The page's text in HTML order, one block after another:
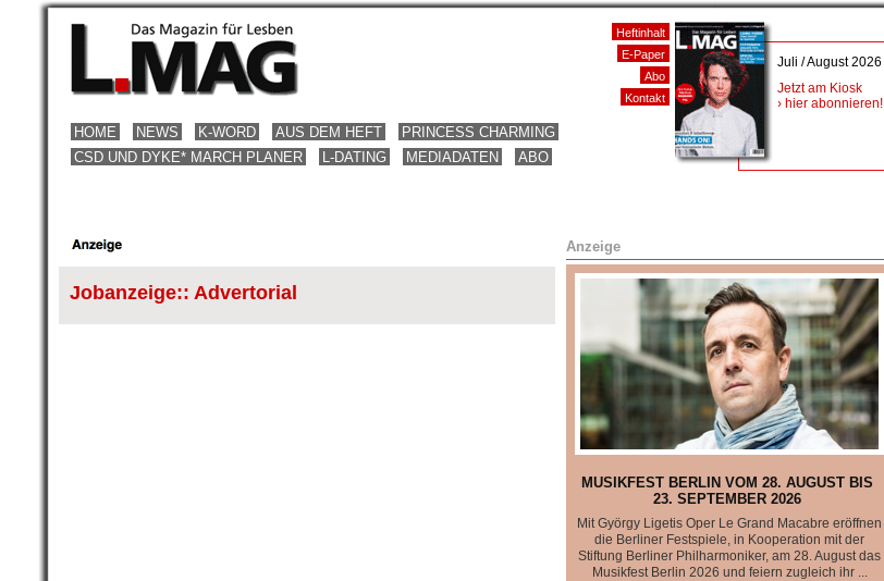
HOME NEWS K-WORD AUS DEM HEFT
PRINCESS CHARMING
CSD UND DYKE* MARCH PLANER
L-DATING MEDIADATEN ABO
Jobanzeige:: Advertorial
Anzeige
MUSIKFEST BERLIN VOM 28. AUGUST BIS
23. SEPTEMBER 2026
Mit György Ligetis Oper Le Grand Macabre eröffnen
die Berliner Festspiele, in Kooperation mit der
Stiftung Berliner Philharmoniker, am 28. August das
Musikfest Berlin 2026 und feiern zugleich ihr ...
Heftinhalt
E-Paper
Abo
Kontakt
Juli / August 2026
Jetzt am Kiosk
› hier abonnieren!